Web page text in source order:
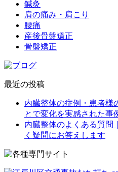
鍼灸
肩の痛み・肩こり
腰痛
産後骨盤矯正
骨盤矯正
最近の投稿
内臓整体の症例・患者様
とで変化を実感された事
内臓整体のよくある質問
く疑問にお答えします